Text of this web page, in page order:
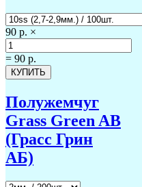
90 р. ×
= 90 р.
Полужемчуг
Grass Green AB
(Грасс Грин
АБ)